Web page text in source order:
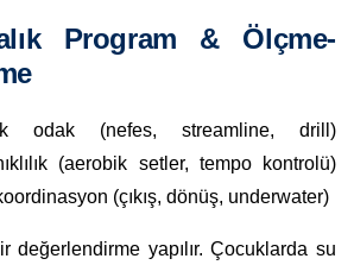
Program & Ölçme-
odak (nefes, streamline, drill)
(aerobik setler, tempo kontrolü)
(çıkış, dönüş, underwater)
değerlendirme yapılır. Çocuklarda su